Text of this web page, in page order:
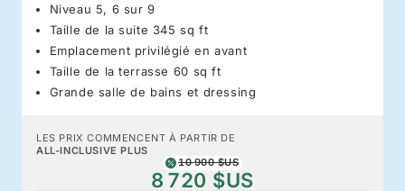
Niveau 5, 6 sur 9
Taille de la suite 345 sq ft
Emplacement privilégié en avant
Taille de la terrasse 60 sq ft
Grande salle de bains et dressing
LES PRIX COMMENCENT À PARTIR DE
ALL-INCLUSIVE PLUS
10 900 $US
8 720 $US